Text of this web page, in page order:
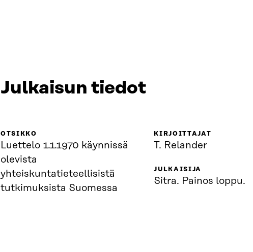
Julkaisun tiedot
OTSIKKO
Luettelo 1.1.1970 käynnissä
olevista
yhteiskuntatieteellisistä
tutkimuksista Suomessa
KIRJOITTAJAT
T. Relander
JULKAISIJA
Sitra. Painos loppu.